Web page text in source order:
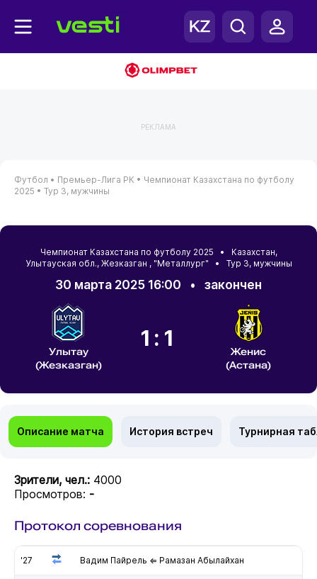
РЕКЛАМА
Футбол • Премьер-Лига РК • Чемпионат Казахстана по футболу
2025 • Тур 3, мужчины
Чемпионат Казахстана по футболу 2025 • Казахстан,
Улытауская обл., Жезказган , "Металлург" • Тур 3, мужчины
30 марта 2025 16:00 • закончен
Улытау
(Жезказган)
1:1
Женис
(Астана)
Описание матча История встреч Турнирная
Зрители, чел.: 4000
Просмотров: -
Протокол соревнования
'27 Вадим Пайрель ⇐ Рамазан Абылайхан